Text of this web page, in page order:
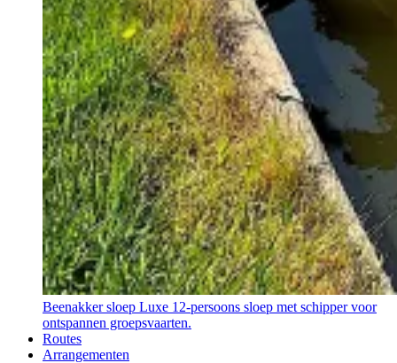
Beenakker sloep Luxe 12-persoons sloep met schipper voor
ontspannen groepsvaarten.
Routes
Arrangementen